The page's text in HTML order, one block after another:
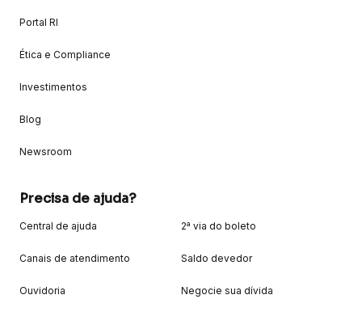
Portal RI
Ética e Compliance
Investimentos
Blog
Newsroom
Precisa de ajuda?
Central de ajuda
Canais de atendimento
Ouvidoria
2ª via do boleto
Saldo devedor
Negocie sua dívida